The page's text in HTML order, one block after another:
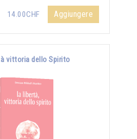
14.00CHF Aggiungere
vittoria dello Spirito